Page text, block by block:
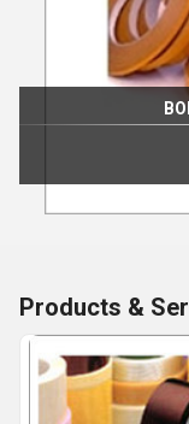
Products &